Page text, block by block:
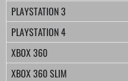
PLAYSTATION 3
PLAYSTATION 4
XBOX 360
XBOX 360 SLIM